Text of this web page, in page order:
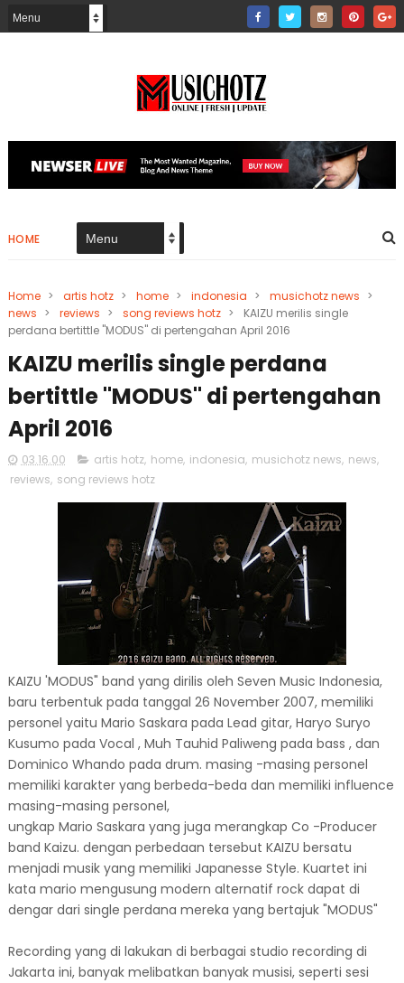
HOME
Home > artis hotz > home > indonesia > musichotz news >
news > reviews > song reviews hotz >
KAIZU merilis single
perdana bertittle "MODUS" di pertengahan April 2016
KAIZU merilis single perdana
bertittle "MODUS" di pertengahan
April 2016
03.16.00 artis hotz, home, indonesia, musichotz news, news,
reviews, song reviews hotz
KAIZU 'MODUS" band yang dirilis oleh Seven Music Indonesia,
baru terbentuk pada tanggal 26 November 2007, memiliki
personel yaitu Mario Saskara pada Lead gitar, Haryo Suryo
Kusumo pada Vocal , Muh Tauhid Paliweng pada bass , dan
Dominico Whando pada drum. masing -masing personel
memiliki karakter yang berbeda-beda dan memiliki influence
masing-masing personel,
ungkap Mario Saskara yang juga merangkap Co -Producer
band Kaizu. dengan perbedaan tersebut KAIZU bersatu
menjadi musik yang memiliki Japanesse Style. Kuartet ini
kata mario mengusung modern alternatif rock dapat di
dengar dari single perdana mereka yang bertajuk "MODUS"
Recording yang di lakukan di berbagai studio recording di
Jakarta ini, banyak melibatkan banyak musisi, seperti sesi